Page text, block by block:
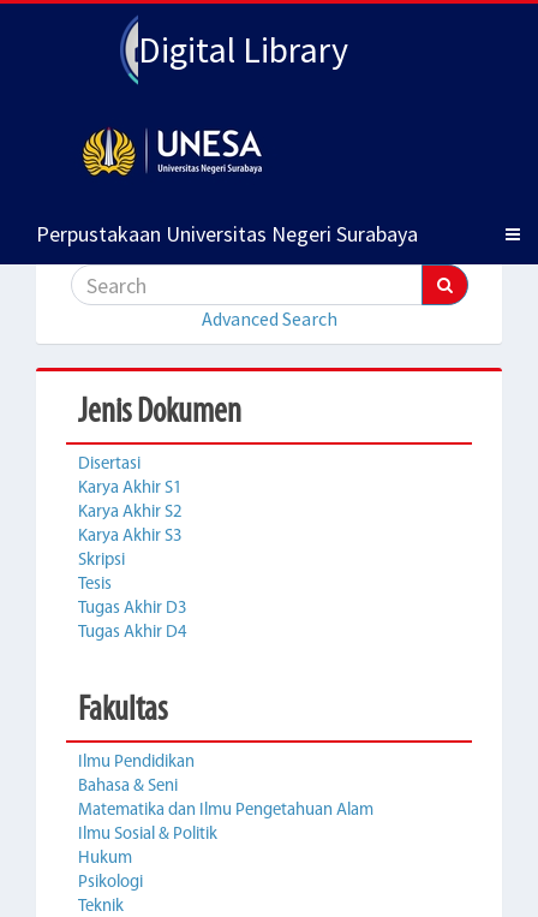
Digital Library
Perpustakaan Universitas Negeri Surabaya
Advanced Search
Jenis Dokumen
Disertasi
Karya Akhir S1
Karya Akhir S2
Karya Akhir S3
Skripsi
Tesis
Tugas Akhir D3
Tugas Akhir D4
Fakultas
Ilmu Pendidikan
Bahasa & Seni
Matematika dan Ilmu Pengetahuan Alam
Ilmu Sosial & Politik
Hukum
Psikologi
Teknik